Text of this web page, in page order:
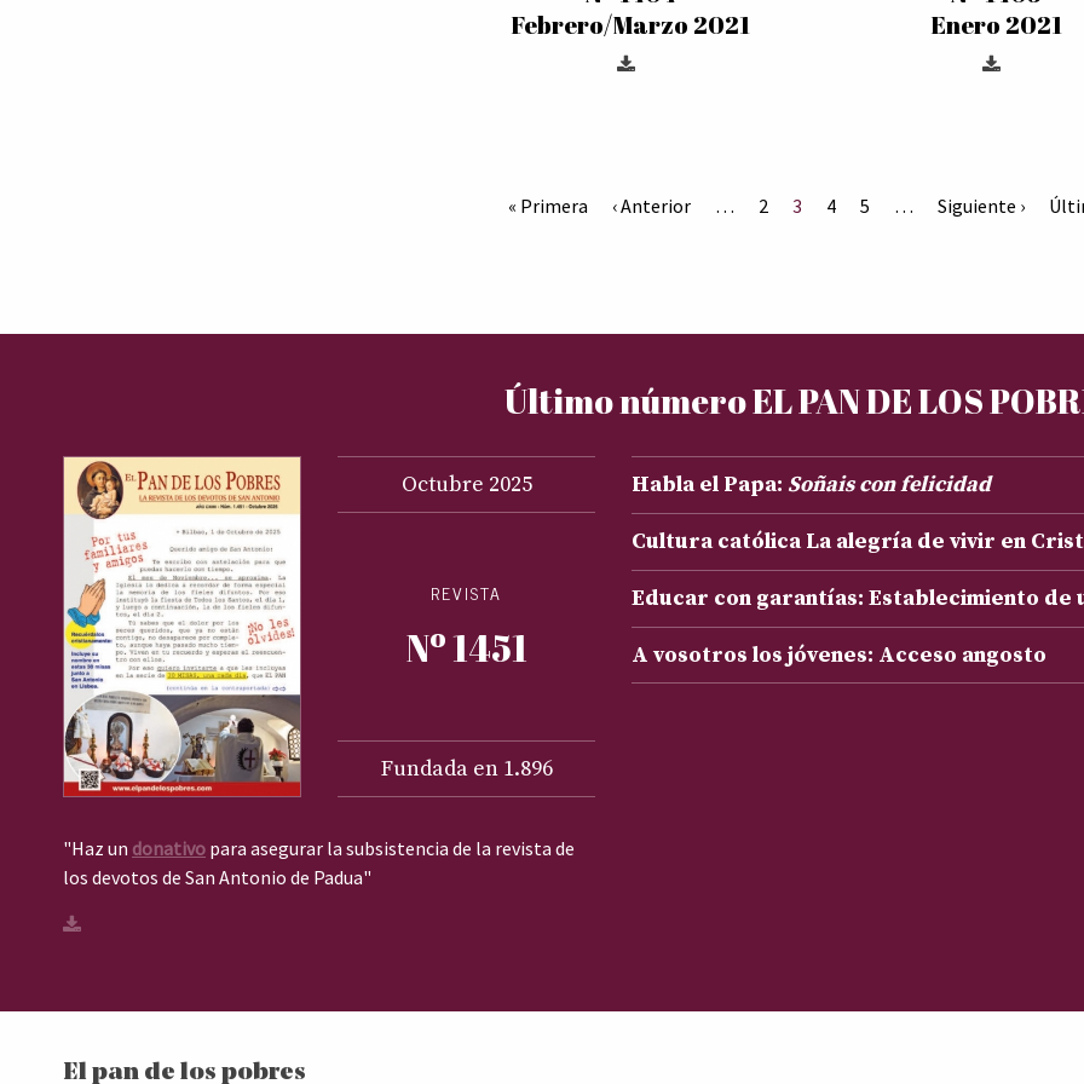
Febrero/Marzo 2021
Enero 2021
« Primera ‹ Anterior … 2 3 4 5 … Siguiente ›
Último número EL PAN DE LOS
Octubre 2025
REVISTA
Nº 1451
Fundada en 1.896
Habla el Papa: Soñais con felicidad
Cultura católica La alegría de vivir en
Educar con garantías: Establecimiento de
A vosotros los jóvenes: Acceso angosto
"Haz un donativo para asegurar la subsistencia de la revista de
los devotos de San Antonio de Padua"
El pan de los pobres